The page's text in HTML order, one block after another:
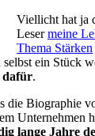
Viellicht hat ja
Lesermeine
Thema Stärken
ein Stück
dafür.
die Biographie
Unternehmen
lange Jahre